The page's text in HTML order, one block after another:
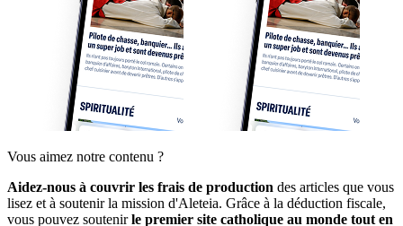
Vous aimez notre contenu ?
Aidez-nous à couvrir les frais de production des articles que vous
lisez et à soutenir la mission d'Aleteia. Grâce à la déduction fiscale,
vous pouvez soutenirle premier site catholique au monde tout en